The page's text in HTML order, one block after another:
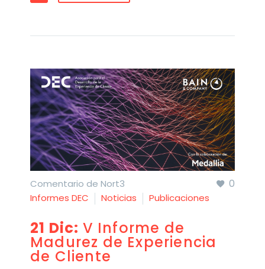
0
Comentario de Nort3
Informes DEC
Noticias Publicaciones
21 Dic: V Informe de
Madurez de Experiencia
de Cliente